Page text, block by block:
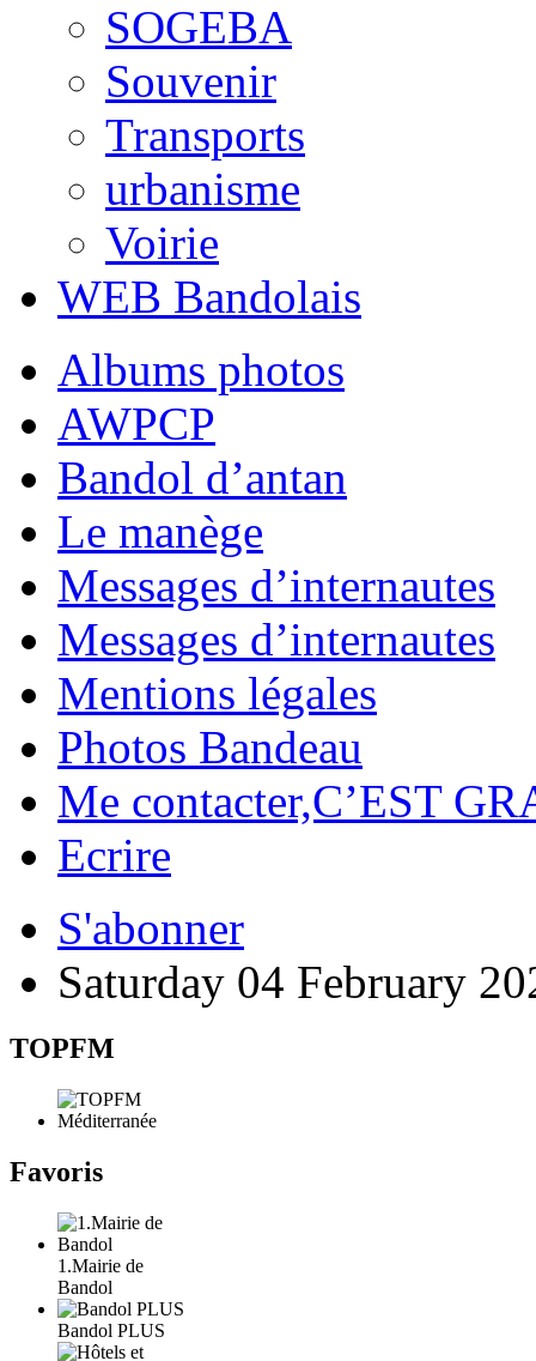
SOGEBA
Souvenir
Transports
urbanisme
Voirie
WEB Bandolais
Albums photos
AWPCP
Bandol d’antan
Le manège
Messages d’internautes
Messages d’internautes
Mentions légales
Photos Bandeau
Me contacter,C’EST
Ecrire
S'abonner
Saturday 04 February
TOPFM
Favoris
1.Mairie de
Bandol
Bandol PLUS